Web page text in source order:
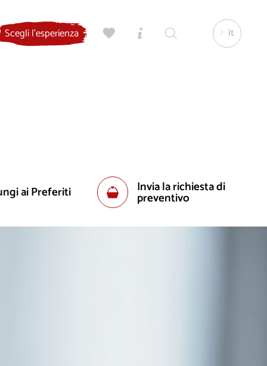
Scegli l'esperienza it
ai Preferiti Invia la richiesta di
preventivo